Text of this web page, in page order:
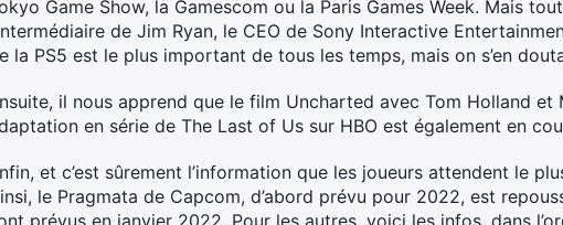
Game Show, la Gamescom ou la Paris Games Week. Mais
de Jim Ryan, le CEO de Sony Interactive
la PS5 est le plus important de tous les temps, mais on s’en
il nous apprend que le film Uncharted avec Tom Holland et
en série de The Last of Us sur HBO est également en
et c’est sûrement l’information que les joueurs attendent le
le Pragmata de Capcom, d’abord prévu pour 2022, est
prévus en janvier 2022. Pour les autres, voici les infos, dans